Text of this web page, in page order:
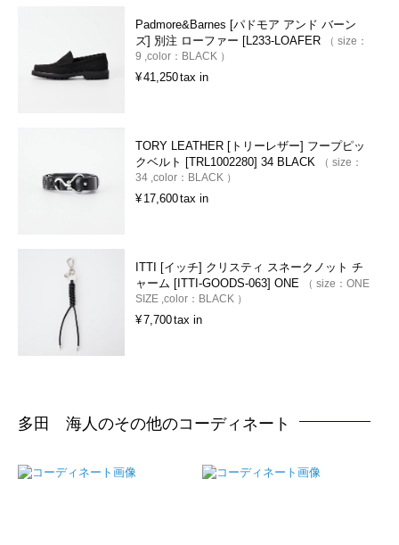
Padmore&Barnes [パドモア アンド バーン
ズ] 別注 ローファー [L233-LOAFER
size：
9 color： BLACK
¥41,250tax in
TORY LEATHER [トリーレザー] フープピッ
クベルト [TRL1002280] 34 BLACK
size：
34 color： BLACK
¥ 17,600tax in
ITTI [イッチ] クリスティ スネークノット チ
ャーム [ITTI-GOODS-063] ONE
size： ONE
SIZE color： BLACK
¥7,700tax in
多田 海人のその他のコーディネート